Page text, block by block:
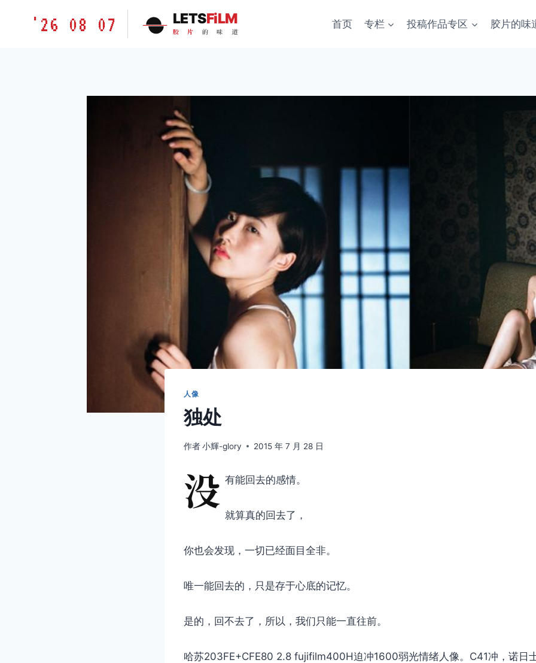
胶'26 08 07 LETSFiLM
胶 片 的 味 道
首页 专栏 投稿作品专区 胶片的味
人像
独处
作者小輝-glory 2015 年 7 月 28 日
没 有能回去的感情。
就算真的回去了，
你也会发现，一切已经面目全非。
唯一能回去的，只是存于心底的记忆。
是的，回不去了，所以，我们只能一直往前。
哈苏203FE+CFE80 2.8 fujifilm400H迫冲1600弱光情绪人像。C41冲，诺日